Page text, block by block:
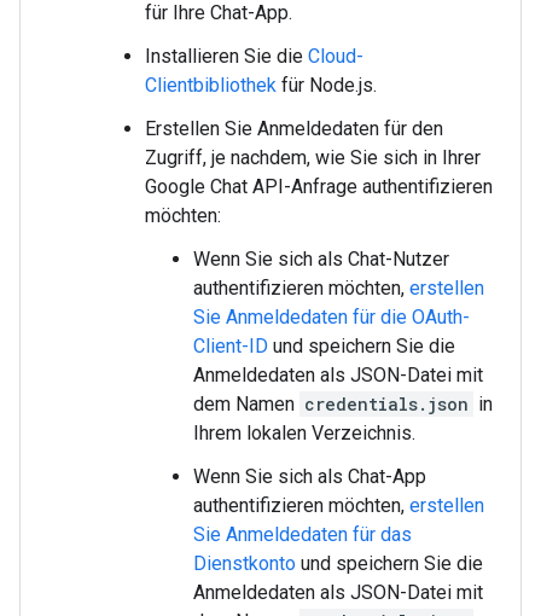
für Ihre Chat-App.
Installieren Sie die Cloud-
Clientbibliothek für Node.js.
Erstellen Sie Anmeldedaten für den
Zugriff, je nachdem, wie Sie sich in Ihrer
Google Chat API-Anfrage authentifizieren
möchten:
Wenn Sie sich als Chat-Nutzer
authentifizieren möchten, erstellen
Sie Anmeldedaten für die OAuth-
Client-ID und speichern Sie die
Anmeldedaten als JSON-Datei mit
dem Namen credentials.json in
Ihrem lokalen Verzeichnis.
Wenn Sie sich als Chat-App
authentifizieren möchten, erstellen
Sie Anmeldedaten für das
Dienstkonto und speichern Sie die
Anmeldedaten als JSON-Datei mit